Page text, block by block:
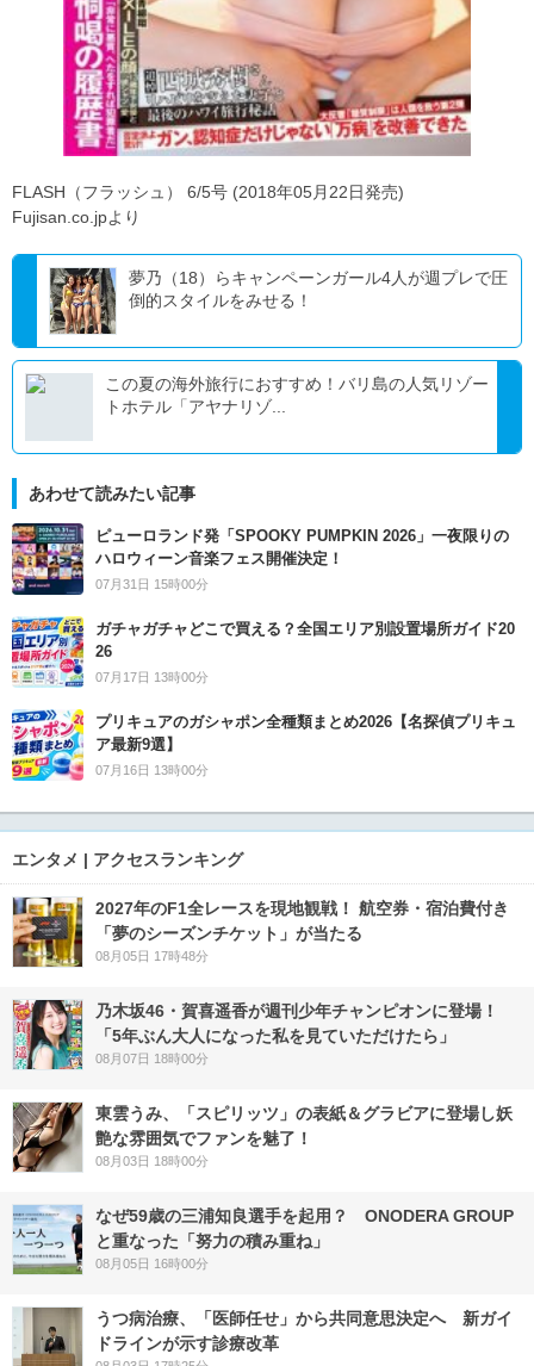
FLASH（フラッシュ） 6/5号 (2018年05月22日発売)
Fujisan.co.jpより
夢乃（18）らキャンペーンガール4人が週プレで圧
倒的スタイルをみせる！
この夏の海外旅行におすすめ！バリ島の人気リゾー
トホテル「アヤナリゾ...
あわせて読みたい記事
ピューロランド発「SPOOKY PUMPKIN 2026」一夜限りの
ハロウィーン音楽フェス開催決定！
07月31日 15時00分
ガチャガチャどこで買える？全国エリア別設置場所ガイド20
26
07月17日 13時00分
プリキュアのガシャポン全種類まとめ2026【名探偵プリキュ
ア最新9選】
07月16日 13時00分
エンタメ | アクセスランキング
2027年のF1全レースを現地観戦！ 航空券・宿泊費付き
「夢のシーズンチケット」が当たる
08月05日 17時48分
乃木坂46・賀喜遥香が週刊少年チャンピオンに登場！
「5年ぶん大人になった私を見ていただけたら」
08月07日 18時00分
東雲うみ、「スピリッツ」の表紙＆グラビアに登場し妖
艶な雰囲気でファンを魅了！
08月03日 18時00分
なぜ59歳の三浦知良選手を起用？ ONODERA GROUP
と重なった「努力の積み重ね」
08月05日 16時00分
うつ病治療、「医師任せ」から共同意思決定へ 新ガイ
ドラインが示す診療改革